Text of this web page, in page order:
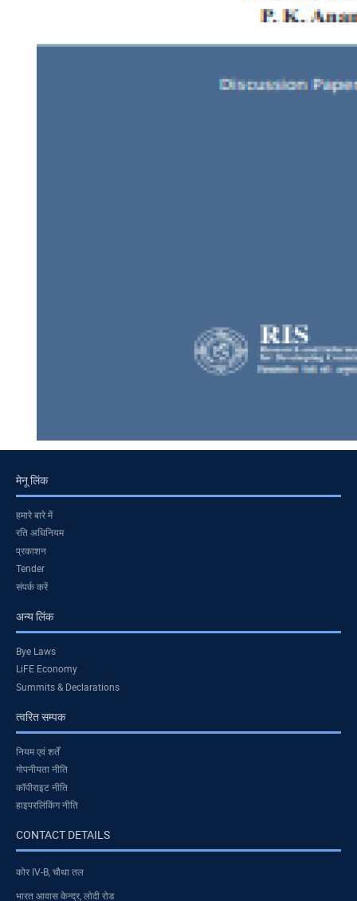
मेनू लिंक
हमारे बारे में
रति अधिनियम
प्रकाशन
Tender
संपर्क करें
अन्य लिंक
Bye Laws
LiFE Economy
Summits & Declarations
त्वरित सम्पक
नियम एवं शर्तें
गोपनीयता नीति
कॉपीराइट नीति
हाइपरलिंकिंग नीति
CONTACT DETAILS
कोर IV-B, चौथा तल
भारत आवास केन्द्र, लोदी रोड